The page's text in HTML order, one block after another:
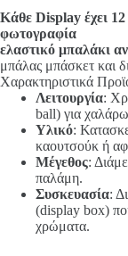
Κάθε Display έχει
φωτογραφία
ελαστικό μπαλάκι
μπάλας μπάσκετ και
Χαρακτηριστικά
Λειτουργία:
ball) για
Υλικό:
καουτσούκ ή
Μέγεθος:
παλάμη.
Συσκευασία:
(display box)
χρώματα.